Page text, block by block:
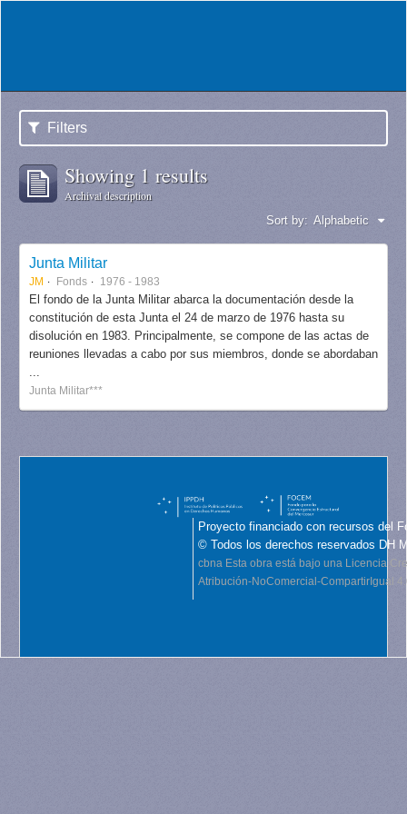
Filters
Showing 1 results
Archival description
Sort by: Alphabetic
Junta Militar
JM Fonds 1976 - 1983
El fondo de la Junta Militar abarca la documentación desde la
constitución de esta Junta el 24 de marzo de 1976 hasta su
disolución en 1983. Principalmente, se compone de las actas de
reuniones llevadas a cabo por sus miembros, donde se abordaban
...
Junta Militar***
Proyecto financiado con recursos del
© Todos los derechos reservados DH
cbna Esta obra está bajo una Licencia
Atribución-NoComercial-CompartirIgual